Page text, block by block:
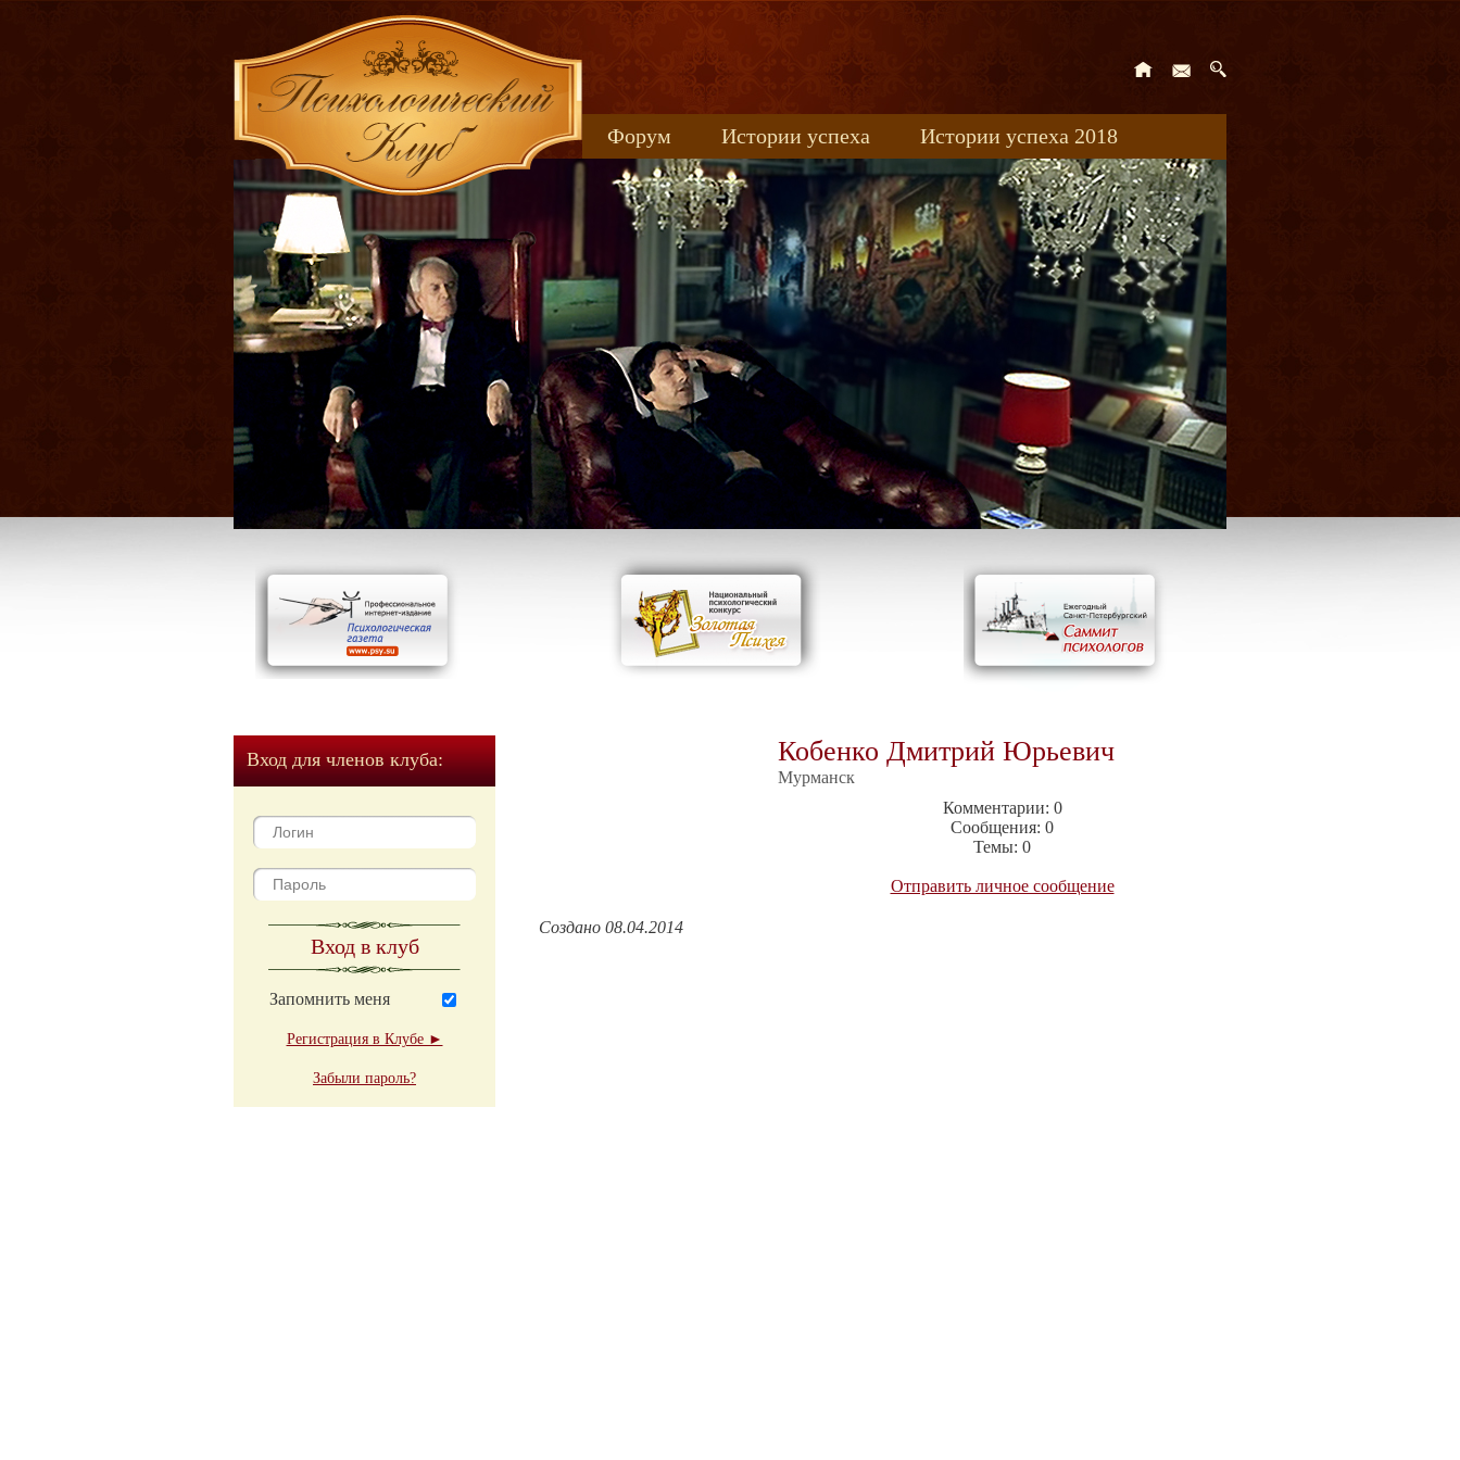
Форум Истории успеха
Истории успеха 2018
Книжные новинки
uspeh_2017
Вход для членов клуба:
Вход в клуб
Запомнить меня
Регистрация в Клубе ►
Забыли пароль?
Кобенко Дмитрий Юрьевич
Мурманск
Комментарии: 0
Сообщения: 0
Темы: 0
Отправить личное сообщение
Создано 08.04.2014